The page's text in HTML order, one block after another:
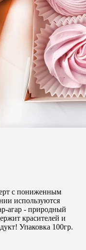
с пониженным
используются
агар - природный
красителей и
Упаковка 100гр.